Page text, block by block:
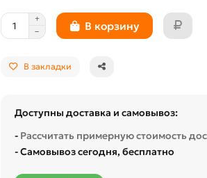
В корзину
В закладки
Доступны доставка и самовывоз:
- Рассчитать примерную стоимость
- Самовывоз сегодня, бесплатно